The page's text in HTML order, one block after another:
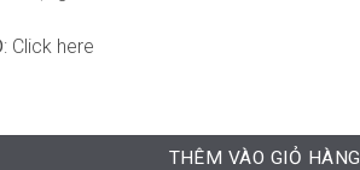
: Click here
FM-WC838 số lượng
THÊM VÀO GIỎ HÀNG